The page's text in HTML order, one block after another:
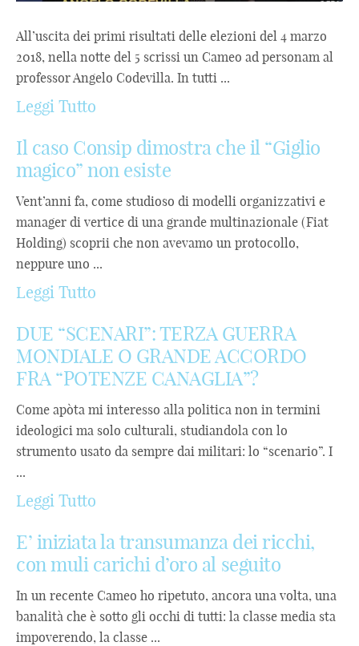
All’uscita dei primi risultati delle elezioni del 4 marzo
2018, nella notte del 5 scrissi un Cameo ad personam al
professor Angelo Codevilla. In tutti ...
Leggi Tutto
Il caso Consip dimostra che il “Giglio
magico” non esiste
Vent’anni fa, come studioso di modelli organizzativi e
manager di vertice di una grande multinazionale (Fiat
Holding) scoprii che non avevamo un protocollo,
neppure uno ...
Leggi Tutto
DUE “SCENARI”: TERZA GUERRA
MONDIALE O GRANDE ACCORDO
FRA “POTENZE CANAGLIA”?
Come apòta mi interesso alla politica non in termini
ideologici ma solo culturali, studiandola con lo
strumento usato da sempre dai militari: lo “scenario”. I
...
Leggi Tutto
E’ iniziata la transumanza dei ricchi,
con muli carichi d’oro al seguito
In un recente Cameo ho ripetuto, ancora una volta, una
banalità che è sotto gli occhi di tutti: la classe media sta
impoverendo, la classe ...